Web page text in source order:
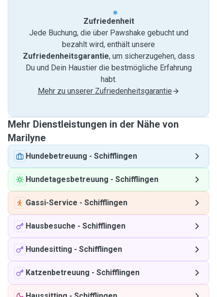
Zufriedenheit
Jede Buchung, die über Pawshake gebucht und
bezahlt wird, enthält unsere
Zufriedenheitsgarantie, um sicherzugehen, dass
Du und Dein Haustier die bestmögliche Erfahrung
habt.
Mehr zu unserer Zufriedenheitsgarantie
Mehr Dienstleistungen in der Nähe von
Marilyne
Hundebetreuung - Schifflingen
Hundetagesbetreuung - Schifflingen
Gassi-Service - Schifflingen
Hausbesuche - Schifflingen
Hundesitting - Schifflingen
Katzenbetreuung - Schifflingen